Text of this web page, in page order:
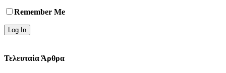
Remember Me
Τελευταία Άρθρα